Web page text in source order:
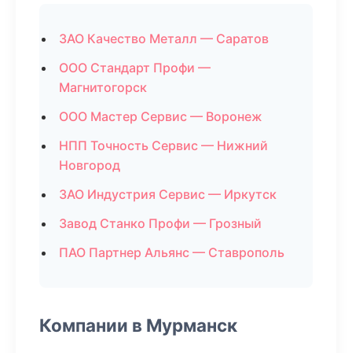
ЗАО Качество Металл — Саратов
ООО Стандарт Профи —
Магнитогорск
ООО Мастер Сервис — Воронеж
НПП Точность Сервис — Нижний
Новгород
ЗАО Индустрия Сервис — Иркутск
Завод Станко Профи — Грозный
ПАО Партнер Альянс — Ставрополь
Компании в Мурманск